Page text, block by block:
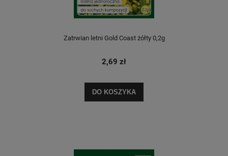
Zatrwian letni Gold Coast żółty 0,2g
2,69 zł
DO KOSZYKA